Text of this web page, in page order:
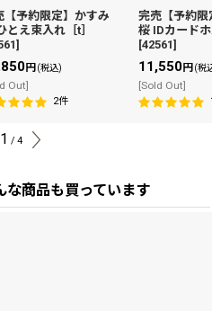
【予約限定】かすみ
とえ束入れ［t］
]
円(税込)
Out]
2件
完売【予約限
桜 IDカード
[42561]
11,550円(税
[Sold Out]
1 / 4
な商品も買っています